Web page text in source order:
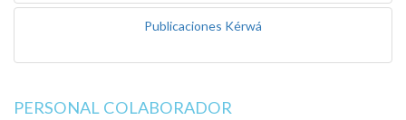
Publicaciones Kérwá
PERSONAL COLABORADOR